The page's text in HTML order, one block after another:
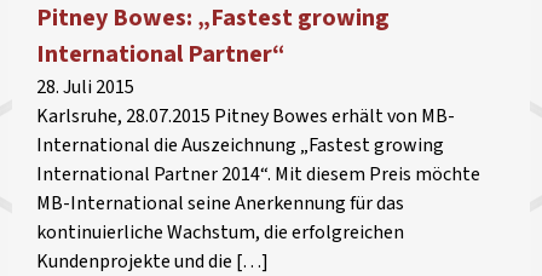
Pitney Bowes: „Fastest growing
International Partner“
28. Juli 2015
Karlsruhe, 28.07.2015 Pitney Bowes erhält von MB-
International die Auszeichnung „Fastest growing
International Partner 2014“. Mit diesem Preis möchte
MB-International seine Anerkennung für das
kontinuierliche Wachstum, die erfolgreichen
Kundenprojekte und die […]